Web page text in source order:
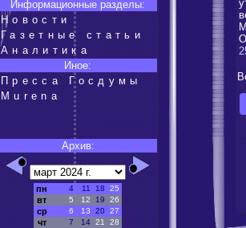
Информационные разделы:
Новости
Газетные статьи
Аналитика
Иное:
Пресса Госдумы
Murena
Архив:
пн 4 11 18 25
вт 5 12 19 26
ср 6 13 20 27
чт 7 14 21 28